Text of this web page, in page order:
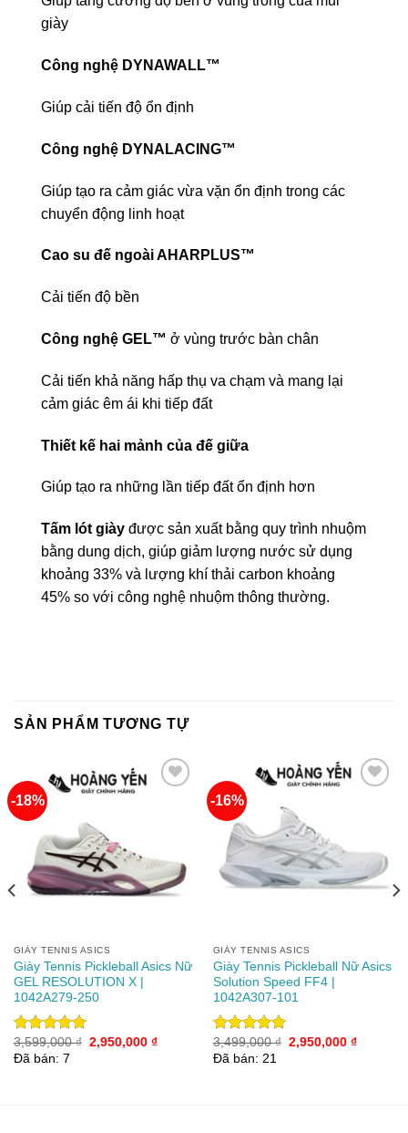
giày
Công nghệ DYNAWALL™
Giúp cải tiến độ ổn định
Công nghệ DYNALACING™
Giúp tạo ra cảm giác vừa vặn ổn định trong các
chuyển động linh hoạt
Cao su đế ngoài AHARPLUS™
Cải tiến độ bền
Công nghệ GEL™ ở vùng trước bàn chân
Cải tiến khả năng hấp thụ va chạm và mang lại
cảm giác êm ái khi tiếp đất
Thiết kế hai mảnh của đế giữa
Giúp tạo ra những lần tiếp đất ổn định hơn
Tấm lót giày được sản xuất bằng quy trình nhuộm
bằng dung dịch, giúp giảm lượng nước sử dụng
khoảng 33% và lượng khí thải carbon khoảng
45% so với công nghệ nhuộm thông thường.
SẢN PHẨM TƯƠNG TỰ
-18%
GIÀY TENNIS ASICS
Giày Tennis Pickleball Asics Nữ
GEL RESOLUTION X |
1042A279-250
Được xếp
hạng5.00
3,599,000₫ Giá
gốc
2,950,000 ₫Giá
Đã bán: 7
-16%
GIÀY TENNIS ASICS
Giày Tennis Pickleball Nữ Asics
Solution Speed FF4 |
1042A307-101
Được xếp
hạng5.00
3,499,000₫ Giá
gốc
2,950,000 ₫Giá
Đã bán: 21
₫.